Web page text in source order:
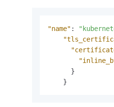
"name" :
}
}